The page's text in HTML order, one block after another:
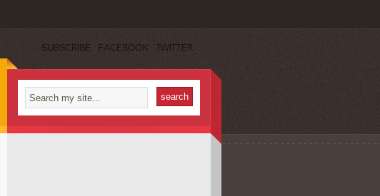
SUBSCRIBE FACEBOOK TWITTER